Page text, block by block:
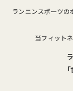
ランニンスポーツの
当フィット